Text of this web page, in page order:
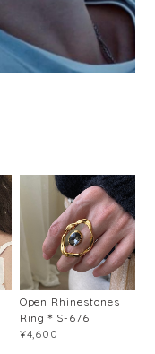
Open Rhinestones
Ring＊S-676
¥4,600